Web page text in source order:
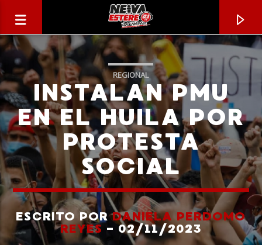
CANCIÓN ACTUAL
TÍTULO
REGIONAL
INSTALAN PMU
EN EL HUILA POR
PROTESTA
SOCIAL
ESCRITO PORDANIELA PERDOMO
REYES - 02/11/2023